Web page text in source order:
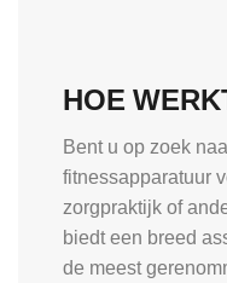
HOE
Bent u op zoek
fitnessapparatuur
zorgpraktijk of
biedt een breed
de meest